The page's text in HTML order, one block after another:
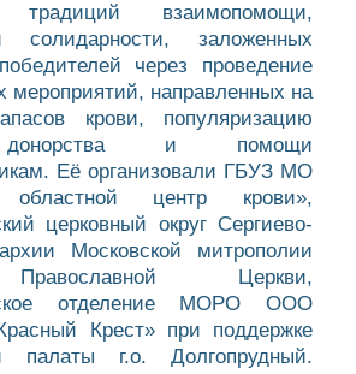
традиций взаимопомощи,
солидарности, заложенных
через проведение
направленных на
крови, популяризацию
донорства и помощи
Её организовали ГБУЗ МО
областной центр крови»,
церковный округ Сергиево-
Московской митрополии
Церкви,
отделение МОРО ООО
Крест» при поддержке
палаты г.о. Долгопрудный.